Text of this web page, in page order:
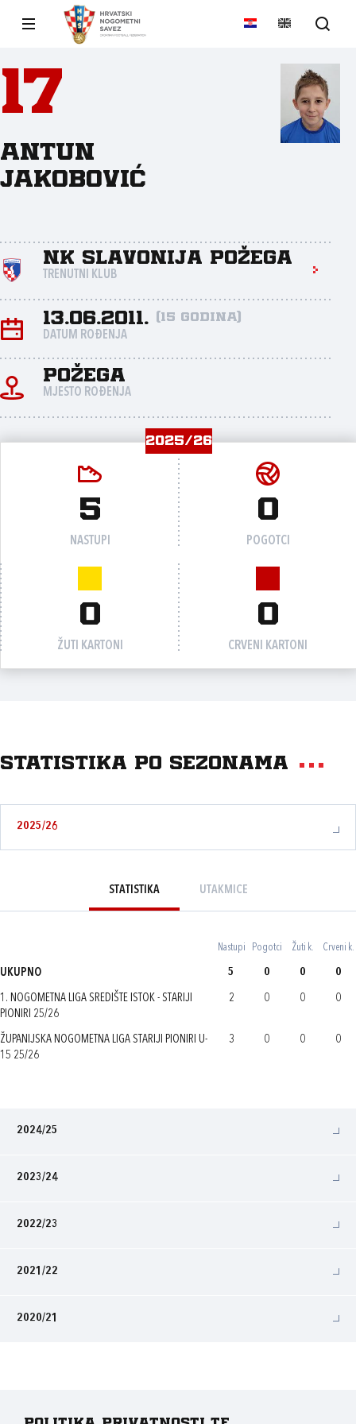
17
Antun
Jakobović
NK Slavonija Požega
TRENUTNI KLUB
13.06.2011. (15 godina)
DATUM ROĐENJA
Požega
MJESTO ROĐENJA
2025/26
5
NASTUPI
0
POGOTCI
0
ŽUTI KARTONI
0
CRVENI KARTONI
Statistika po sezonama
2025/26
STATISTIKA UTAKMICE
Nastupi Pogotci Žuti k. Crveni k.
UKUPNO 5 0 0 0
1. NOGOMETNA LIGA SREDIŠTE ISTOK - STARIJI
PIONIRI 25/26
2 0 0 0
ŽUPANIJSKA NOGOMETNA LIGA STARIJI PIONIRI U-
15 25/26
3 0 0 0
2024/25
2023/24
2022/23
2021/22
2020/21